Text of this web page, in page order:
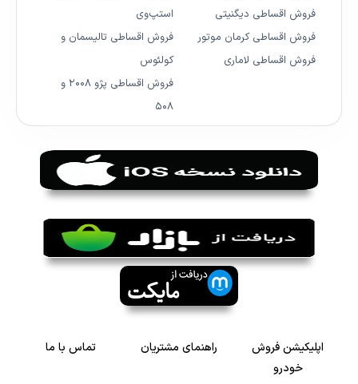
فروش اقساطی دیگنیتی
فروش اقساطی کرمان موتور
فروش اقساطی لاماری
استپ‌وی
فروش اقساطی تالیسمان و
کولئوس
فروش اقساطی پژو ۲۰۰۸ و
۵۰۸
اپلیکیشن فروش
خودرو
راهنمای مشتریان تماس با ما